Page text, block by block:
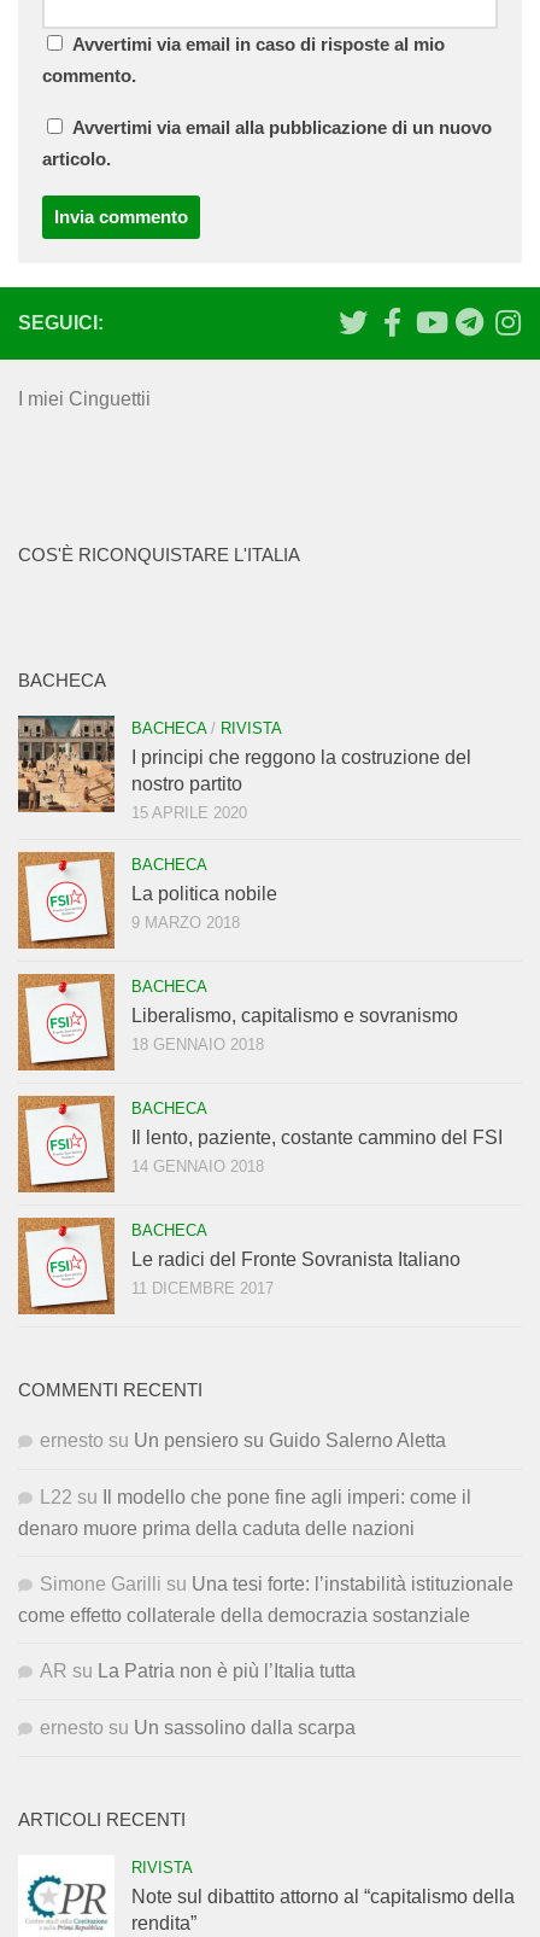
Avvertimi via email in caso di risposte al mio
commento.
Avvertimi via email alla pubblicazione di un nuovo
articolo.
SEGUICI:
I miei Cinguettii
COS'È RICONQUISTARE L'ITALIA
BACHECA
BACHECA/ RIVISTA
I principi che reggono la costruzione del
nostro partito
15 APRILE 2020
BACHECA
La politica nobile
9 MARZO 2018
BACHECA
Liberalismo, capitalismo e sovranismo
18 GENNAIO 2018
BACHECA
Il lento, paziente, costante cammino del FSI
14 GENNAIO 2018
BACHECA
Le radici del Fronte Sovranista Italiano
11 DICEMBRE 2017
COMMENTI RECENTI
ernesto su Un pensiero su Guido Salerno Aletta
L22 su
Il modello che pone fine agli imperi: come il
denaro muore prima della caduta delle nazioni
Simone Garilli su Una tesi forte: l’instabilità istituzionale
come effetto collaterale della democrazia sostanziale
AR su La Patria non è più l’Italia tutta
ernesto su Un sassolino dalla scarpa
ARTICOLI RECENTI
RIVISTA
Note sul dibattito attorno al “capitalismo della
rendita”